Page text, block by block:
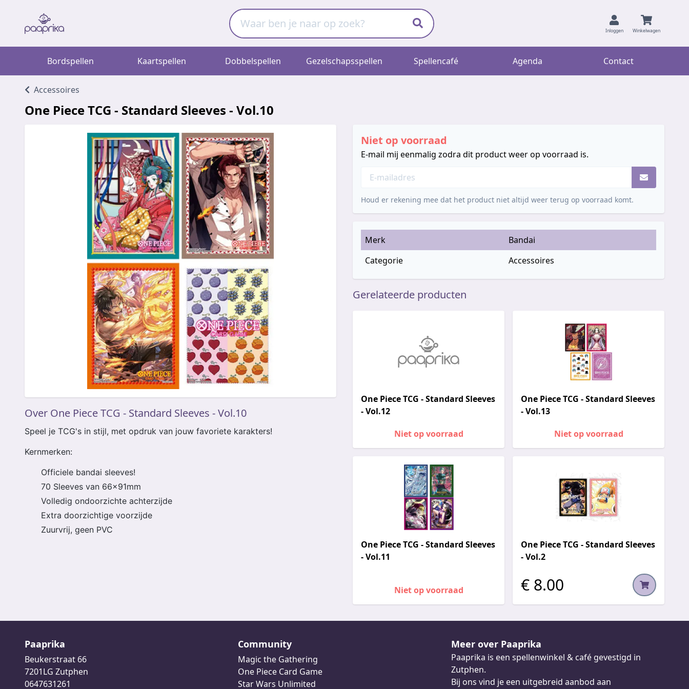
Inloggen Winkelwagen
Bordspellen Kaartspellen Dobbelspellen Gezelschapsspellen Spellencafé Agenda Contact
Accessoires
One Piece TCG - Standard Sleeves - Vol.10
Over One Piece TCG - Standard Sleeves - Vol.10
Speel je TCG's in stijl, met opdruk van jouw favoriete karakters!
Kernmerken:
Officiele bandai sleeves!
70 Sleeves van 66x91mm
Volledig ondoorzichte achterzijde
Extra doorzichtige voorzijde
Zuurvrij, geen PVC
Niet op voorraad
E-mail mij eenmalig zodra dit product weer op voorraad is.
Houd er rekening mee dat het product niet altijd weer terug op voorraad komt.
Merk
Bandai
Categorie
Accessoires
Gerelateerde producten
One Piece TCG - Standard Sleeves
- Vol.12
Niet op voorraad
One Piece TCG - Standard Sleeves
- Vol.13
Niet op voorraad
One Piece TCG - Standard Sleeves
- Vol.11
Niet op voorraad
One Piece TCG - Standard Sleeves
- Vol.2
€ 8.00
Paaprika
Beukerstraat 66
7201LG Zutphen
0647631261
Community
Magic the Gathering
One Piece Card Game
Star Wars Unlimited
Meer over Paaprika
Paaprika is een spellenwinkel & café gevestigd in
Zutphen.
Bij ons vind je een uitgebreid aanbod aan